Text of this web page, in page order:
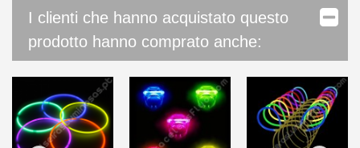
I clienti che hanno acquistato questo
prodotto hanno comprato anche: